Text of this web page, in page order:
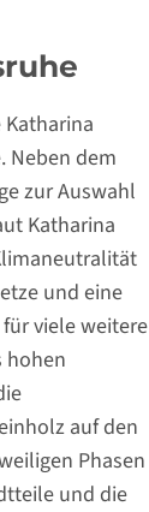
Neben dem
zur Auswahl
Katharina
und eine
viele weitere
hohen
auf den
Phasen
und die